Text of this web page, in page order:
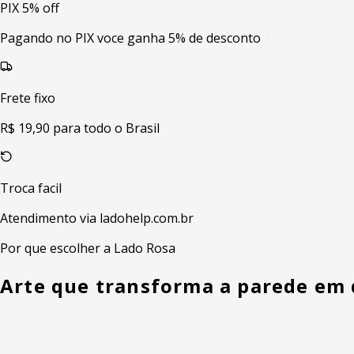
PIX 5% off
Pagando no PIX voce ganha 5% de desconto
Frete fixo
R$ 19,90 para todo o Brasil
Troca facil
Atendimento via ladohelp.com.br
Por que escolher a Lado Rosa
Arte que transforma a parede em